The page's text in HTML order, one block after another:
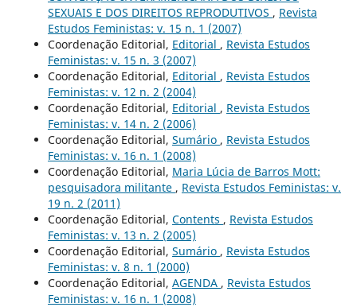
SEXUAIS E DOS DIREITOS REPRODUTIVOS , Revista
Estudos Feministas: v. 15 n. 1 (2007)
Coordenação Editorial, Editorial , Revista Estudos
Feministas: v. 15 n. 3 (2007)
Coordenação Editorial, Editorial , Revista Estudos
Feministas: v. 12 n. 2 (2004)
Coordenação Editorial, Editorial , Revista Estudos
Feministas: v. 14 n. 2 (2006)
Coordenação Editorial, Sumário , Revista Estudos
Feministas: v. 16 n. 1 (2008)
Coordenação Editorial, Maria Lúcia de Barros Mott:
pesquisadora militante , Revista Estudos Feministas: v.
19 n. 2 (2011)
Coordenação Editorial, Contents , Revista Estudos
Feministas: v. 13 n. 2 (2005)
Coordenação Editorial, Sumário , Revista Estudos
Feministas: v. 8 n. 1 (2000)
Coordenação Editorial, AGENDA , Revista Estudos
Feministas: v. 16 n. 1 (2008)